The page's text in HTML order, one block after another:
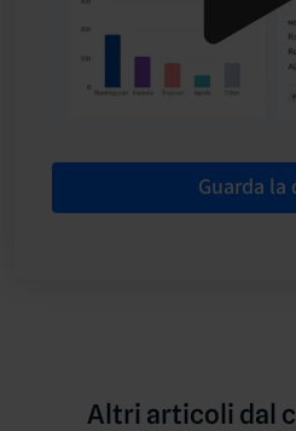
Guarda la
Altri articoli dal